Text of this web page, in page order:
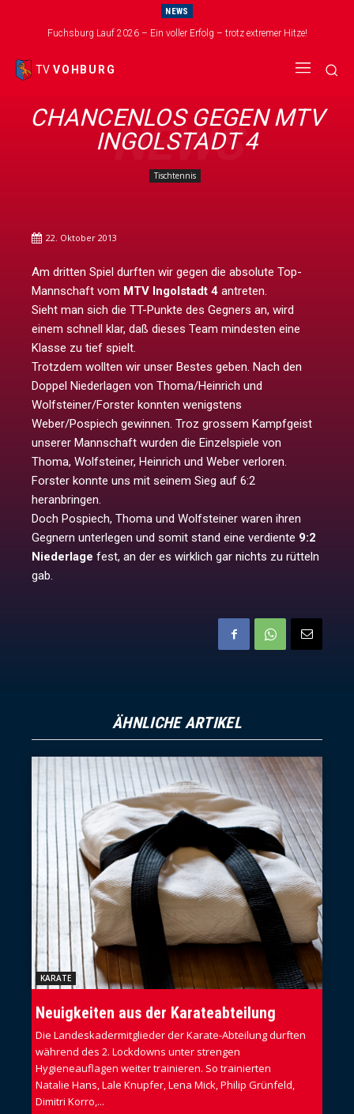
NEWS
Fuchsburg Lauf 2026 – Ein voller Erfolg – trotz extremer Hitze!
TV VOHBURG
NEWS
CHANCENLOS GEGEN MTV
INGOLSTADT 4
Tischtennis
22. Oktober 2013
Am dritten Spiel durften wir gegen die absolute Top-
Mannschaft vom MTV Ingolstadt 4 antreten.
Sieht man sich die TT-Punkte des Gegners an, wird
einem schnell klar, daß dieses Team mindesten eine
Klasse zu tief spielt.
Trotzdem wollten wir unser Bestes geben. Nach den
Doppel Niederlagen von Thoma/Heinrich und
Wolfsteiner/Forster konnten wenigstens
Weber/Pospiech gewinnen. Troz grossem Kampfgeist
unserer Mannschaft wurden die Einzelspiele von
Thoma, Wolfsteiner, Heinrich und Weber verloren.
Forster konnte uns mit seinem Sieg auf 6:2
heranbringen.
Doch Pospiech, Thoma und Wolfsteiner waren ihren
Gegnern unterlegen und somit stand eine verdiente 9:2
Niederlage fest, an der es wirklich gar nichts zu rütteln
gab.
ÄHNLICHE ARTIKEL
KARATE
Neuigkeiten aus der Karateabteilung
Die Landeskadermitglieder der Karate-Abteilung durften
während des 2. Lockdowns unter strengen
Hygieneauflagen weiter trainieren. So trainierten
Natalie Hans, Lale Knupfer, Lena Mick, Philip Grünfeld,
Dimitri Korro,...